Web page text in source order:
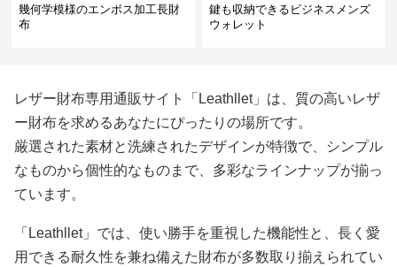
幾何学模様のエンボス加工長財
布
鍵も収納できるビジネスメンズ
ウォレット
レザー財布専用通販サイト「Leathllet」は、質の高いレザ
ー財布を求めるあなたにぴったりの場所です。
厳選された素材と洗練されたデザインが特徴で、シンプル
なものから個性的なものまで、多彩なラインナップが揃っ
ています。
「Leathllet」では、使い勝手を重視した機能性と、長く愛
用できる耐久性を兼ね備えた財布が多数取り揃えられてい